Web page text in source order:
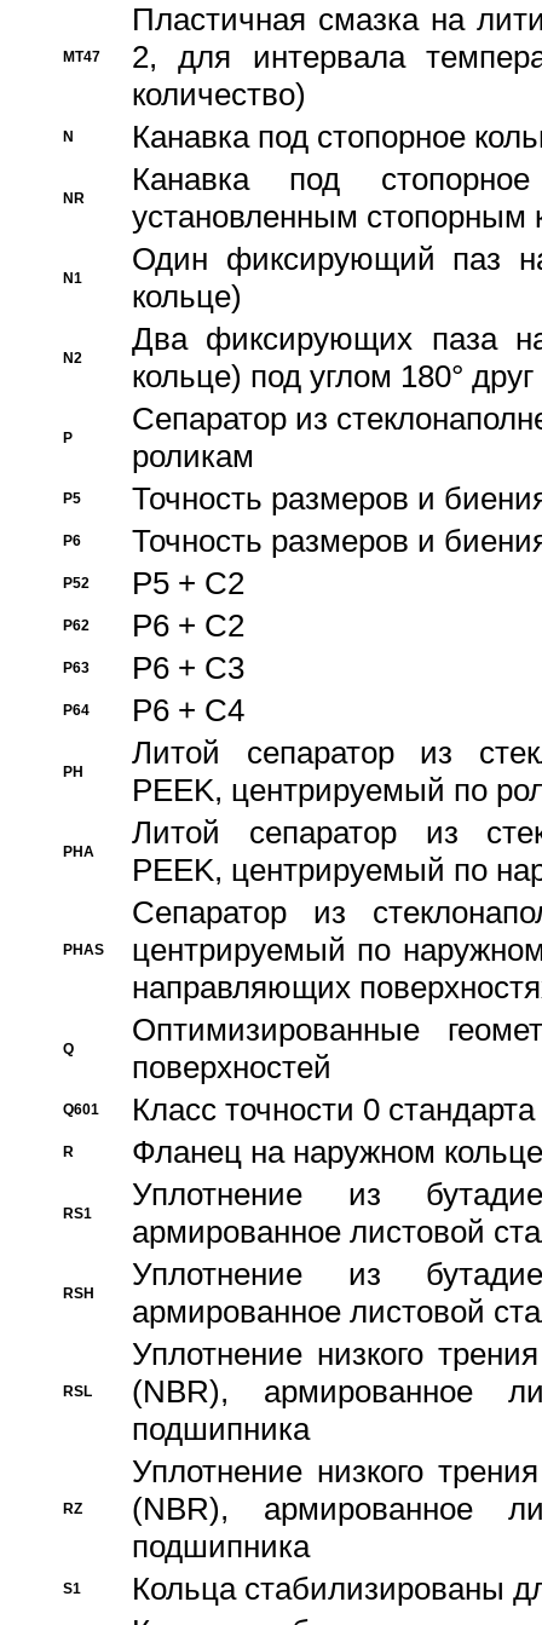
MT47
Пластичная смазка на
2, для интервала
количество)
N Канавка под стопорное
NR
Канавка под
установленным стопорным
N1
Один фиксирующий паз
кольце)
N2
Два фиксирующих паза
кольце) под углом 180° друг
P
Cепаратор из
роликам
P5 Точность размеров и
P6 Точность размеров и
P52 P5 + C2
P62 P6 + C2
P63 P6 + C3
P64 P6 + C4
PH
Литой сепаратор из
PEEK, центрируемый по
PHA
Литой сепаратор из
PEEK, центрируемый по
PHAS
Сепаратор из
центрируемый по
направляющих
Q
Оптимизированные
поверхностей
Q601 Класс точности 0
R Фланец на наружном кольце
RS1
Уплотнение из
армированное листовой
RSH
Уплотнение из
армированное листовой
RSL
Уплотнение низкого
(NBR), армированное
подшипника
RZ
Уплотнение низкого
(NBR), армированное
подшипника
S1 Кольца стабилизированы